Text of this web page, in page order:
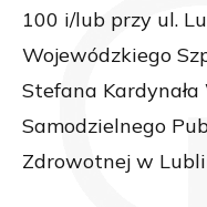
100 i/lub przy ul.
Wojewódzkiego
Stefana
Samodzielnego
Zdrowotnej w